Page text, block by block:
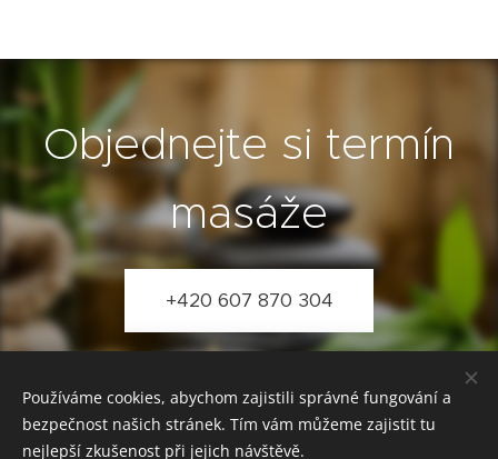
Objednejte si termín
masáže
+420 607 870 304
eM Masáže
Miroslava Vyoralová
Používáme cookies, abychom zajistili správné fungování a
bezpečnost našich stránek. Tím vám můžeme zajistit tu
nejlepší zkušenost při jejich návštěvě.